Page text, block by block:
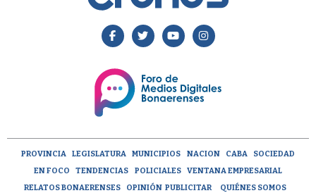
PROVINCIA LEGISLATURA MUNICIPIOS NACION CABA
SOCIEDAD
EN FOCO
TENDENCIAS POLICIALES
VENTANA EMPRESARIAL
RELATOS BONAERENSES
OPINIÓN PUBLICITAR
QUIÉNES SOMOS